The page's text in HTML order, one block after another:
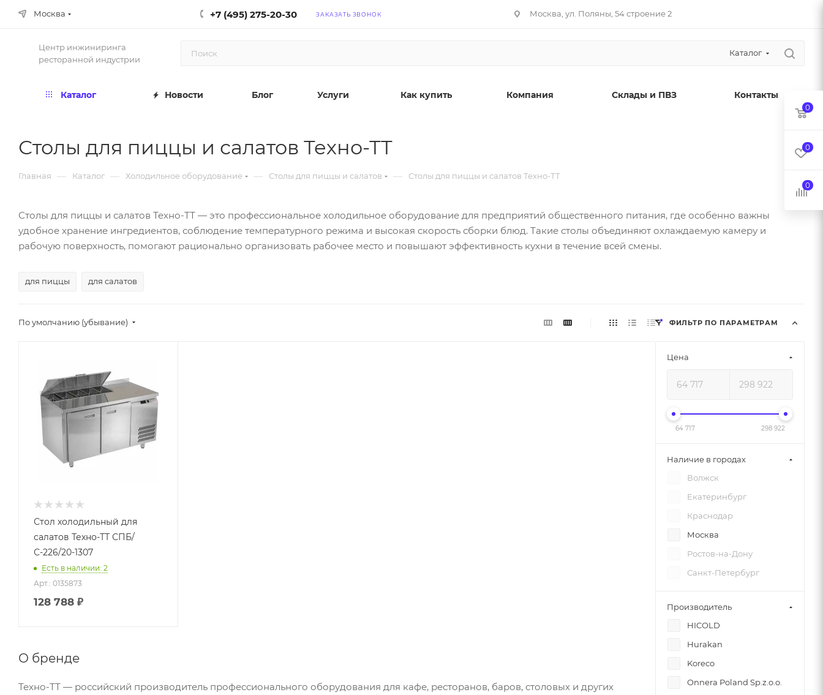
Москва +7 (495) 275-20-30 ЗАКАЗАТЬ ЗВОНОК Москва, ул. Поляны, 54 строение 2
Центр инжиниринга
ресторанной индустрии
Каталог
Каталог Новости Блог Услуги Как купить Компания Склады и ПВЗ Контакты
Столы для пиццы и салатов Техно-ТТ
Главная — Каталог — Холодильное оборудование — Столы для пиццы и салатов — Столы для пиццы и салатов Техно-ТТ
Столы для пиццы и салатов Техно-ТТ — это профессиональное холодильное оборудование для предприятий общественного питания, где особенно важны
удобное хранение ингредиентов, соблюдение температурного режима и высокая скорость сборки блюд. Такие столы объединяют охлаждаемую камеру и
рабочую поверхность, помогают рационально организовать рабочее место и повышают эффективность кухни в течение всей смены.
для пиццы для салатов
По умолчанию (убывание)
Стол холодильный для
салатов Техно-ТТ СПБ/
С-226/20-1307
Есть в наличии: 2
Арт.: 0135873
128 788 ₽
О бренде
Техно-ТТ — российский производитель профессионального оборудования для кафе, ресторанов, баров, столовых и других
ФИЛЬТР ПО ПАРАМЕТРАМ
Цена
64 717 298 922
Наличие в городах
Волжск
Екатеринбург
Краснодар
Москва
Ростов-на-Дону
Санкт-Петербург
Производитель
HICOLD
Hurakan
Koreco
Onnera Poland Sp.z.o.o.
0
0
0